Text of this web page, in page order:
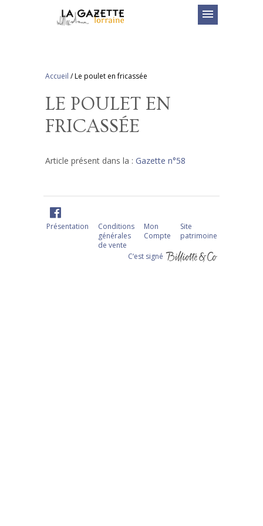
menu
Accueil /Le poulet en fricassée
LE POULET EN
FRICASSÉE
Article présent dans la : Gazette n°58
Présentation
Conditions
générales
de vente
Mon
Compte
Site
patrimoine
C‘est signé